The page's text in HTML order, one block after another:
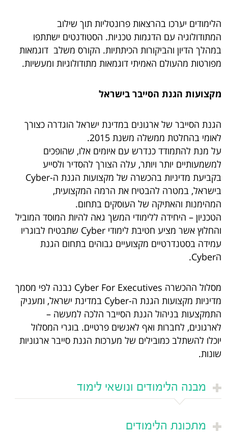
הלימודים יערכו בהרצאות פרונטליות תוך שילוב
המתודולוגיה עם הדגמות טכניות. הסטודנטים ישתתפו
במהלך הדיון והביקורות הכיתתיות. הקורס משלב דוגמאות
מפורטות מהעולם האמיתי דוגמאות מתודולוגיות ומעשיות.
מקצועות הגנת הסייבר בישראל
הגנת הסייבר של ארגונים במדינת ישראל הוגדרה כצורך
לאומי בהחלטת ממשלה משנת 2015.
על מנת להתמודד כנדרש עם איומים אלו, שהופכים
למשמעותיים יותר ויותר, עלה הצורך להסדיר ולסייע
בקביעת מדיניות בהכשרה של מקצועות הגנת ה-Cyber
בישראל, במטרה להבטיח את הרמה המקצועית,
המהימנות והאתיקה של העוסקים בתחום.
הטכניון – היחידה ללימודי המשך גאה להיות המוסד המוביל
והחלוץ אשר מציע חטיבת לימודי Cyber שתבטיח לבוגריו
עמידה בסטנדרטיים מקצועיים גבוהים בתחום הגנת
הCyber.
מסלול ההכשרה Cyber For Executives נבנה לפי מסמך
מדיניות מקצועות הגנת ה-Cyber במדינת ישראל, ומעניק
התמקצעות בניהול הגנת הסייבר הלכה למעשה –
לארגונים, לחברות ואף לאנשים פרטיים. בוגרי המסלול
יוכלו להשתלב כמובילים של מערכות הגנת סייבר ארגוניות
שונות.
מבנה הלימודים ונושאי לימוד
מתכונת הלימודים